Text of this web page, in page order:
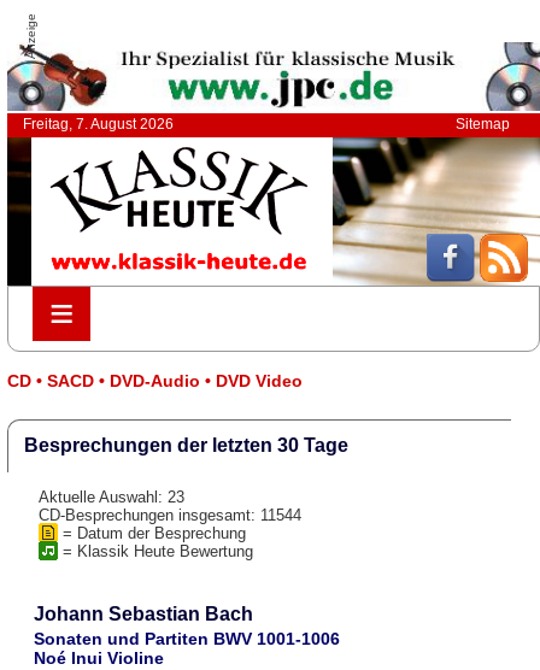
Anzeige
Freitag, 7. August 2026 Sitemap
≡
≡
CD • SACD • DVD-Audio • DVD Video
Besprechungen der letzten 30 Tage
Aktuelle Auswahl: 23
CD-Besprechungen insgesamt: 11544
= Datum der Besprechung
= Klassik Heute Bewertung
Johann Sebastian Bach
Sonaten und Partiten BWV 1001-1006
Noé Inui Violine